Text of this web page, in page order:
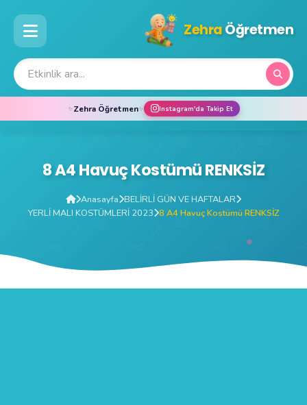
ZehraÖğretmen
✨Zehra Öğretmen✨ Instagram'da Takip Et
8 A4 Havuç Kostümü RENKSİZ
Anasayfa BELİRLİ GÜN VE HAFTALAR
YERLİ MALI KOSTÜMLERİ 2023 8 A4 Havuç Kostümü RENKSİZ